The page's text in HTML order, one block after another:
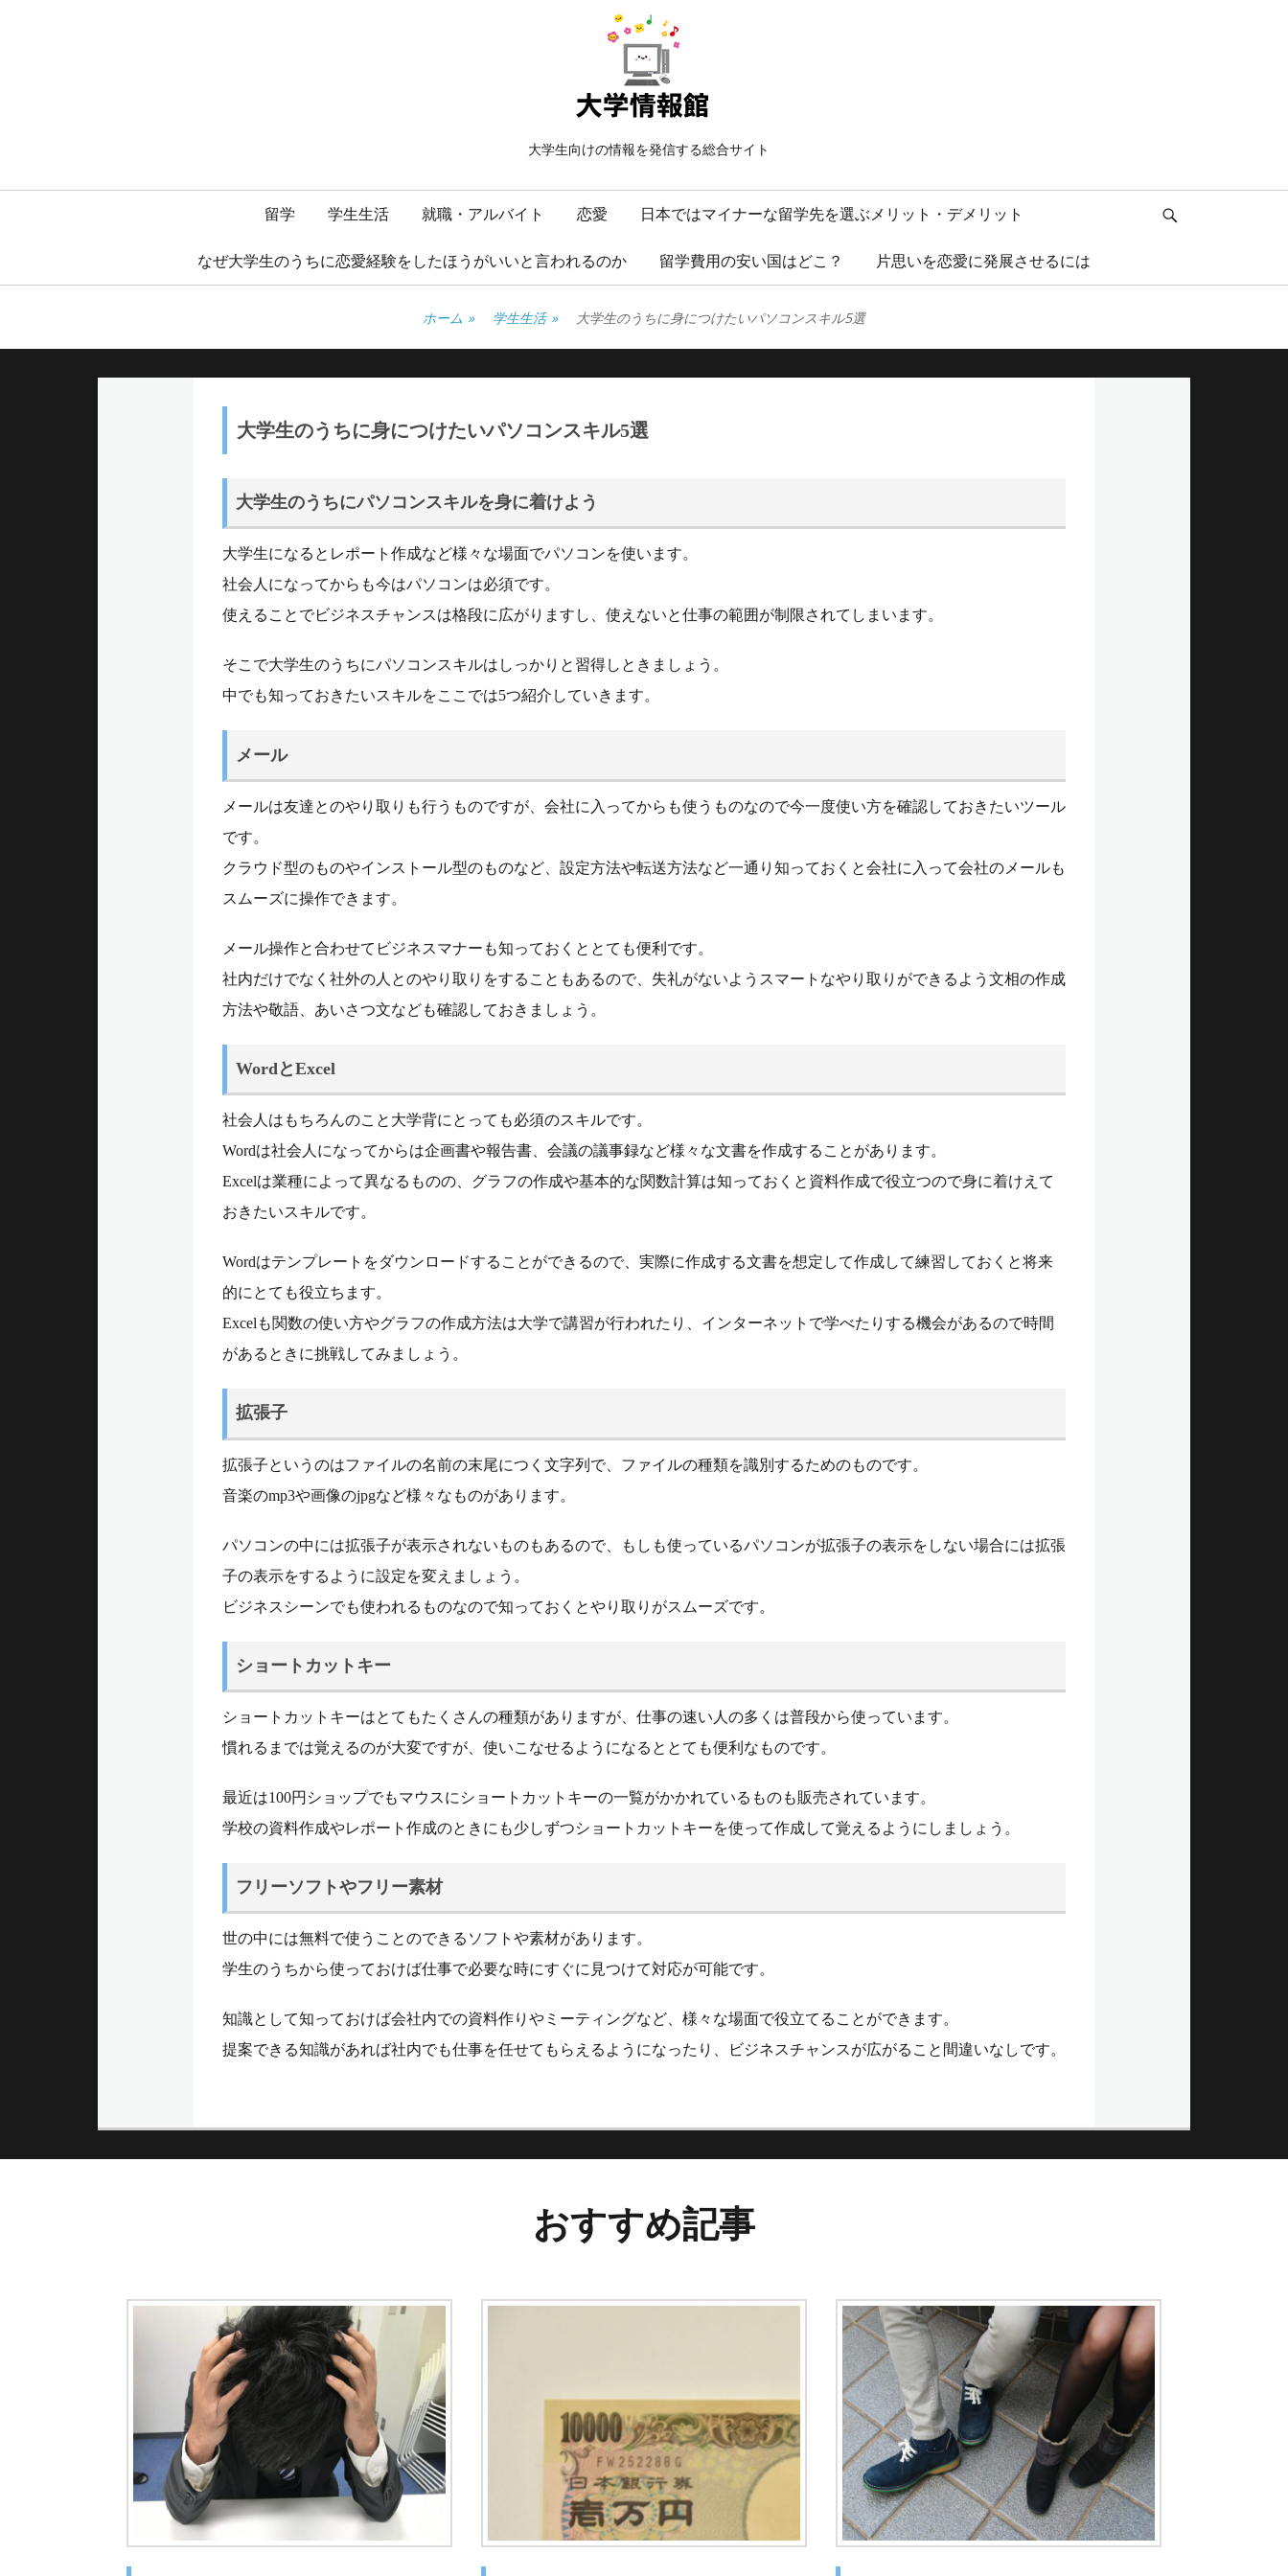
大学生向けの情報を発信する総合サイト
留学 学生生活 就職・アルバイト 恋愛 日本ではマイナーな留学先を選ぶメリット・デメリット
なぜ大学生のうちに恋愛経験をしたほうがいいと言われるのか 留学費用の安い国はどこ？ 片思いを恋愛に発展させるには
ホーム » 学生生活 » 大学生のうちに身につけたいパソコンスキル5選
大学生のうちに身につけたいパソコンスキル5選
大学生のうちにパソコンスキルを身に着けよう
大学生になるとレポート作成など様々な場面でパソコンを使います。
社会人になってからも今はパソコンは必須です。
使えることでビジネスチャンスは格段に広がりますし、使えないと仕事の範囲が制限されてしまいます。
そこで大学生のうちにパソコンスキルはしっかりと習得しときましょう。
中でも知っておきたいスキルをここでは5つ紹介していきます。
メール
メールは友達とのやり取りも行うものですが、会社に入ってからも使うものなので今一度使い方を確認しておきたいツール
です。
クラウド型のものやインストール型のものなど、設定方法や転送方法など一通り知っておくと会社に入って会社のメールも
スムーズに操作できます。
メール操作と合わせてビジネスマナーも知っておくととても便利です。
社内だけでなく社外の人とのやり取りをすることもあるので、失礼がないようスマートなやり取りができるよう文相の作成
方法や敬語、あいさつ文なども確認しておきましょう。
WordとExcel
社会人はもちろんのこと大学背にとっても必須のスキルです。
Wordは社会人になってからは企画書や報告書、会議の議事録など様々な文書を作成することがあります。
Excelは業種によって異なるものの、グラフの作成や基本的な関数計算は知っておくと資料作成で役立つので身に着けえて
おきたいスキルです。
Wordはテンプレートをダウンロードすることができるので、実際に作成する文書を想定して作成して練習しておくと将来
的にとても役立ちます。
Excelも関数の使い方やグラフの作成方法は大学で講習が行われたり、インターネットで学べたりする機会があるので時間
があるときに挑戦してみましょう。
拡張子
拡張子というのはファイルの名前の末尾につく文字列で、ファイルの種類を識別するためのものです。
音楽のmp3や画像のjpgなど様々なものがあります。
パソコンの中には拡張子が表示されないものもあるので、もしも使っているパソコンが拡張子の表示をしない場合には拡張
子の表示をするように設定を変えましょう。
ビジネスシーンでも使われるものなので知っておくとやり取りがスムーズです。
ショートカットキー
ショートカットキーはとてもたくさんの種類がありますが、仕事の速い人の多くは普段から使っています。
慣れるまでは覚えるのが大変ですが、使いこなせるようになるととても便利なものです。
最近は100円ショップでもマウスにショートカットキーの一覧がかかれているものも販売されています。
学校の資料作成やレポート作成のときにも少しずつショートカットキーを使って作成して覚えるようにしましょう。
フリーソフトやフリー素材
世の中には無料で使うことのできるソフトや素材があります。
学生のうちから使っておけば仕事で必要な時にすぐに見つけて対応が可能です。
知識として知っておけば会社内での資料作りやミーティングなど、様々な場面で役立てることができます。
提案できる知識があれば社内でも仕事を任せてもらえるようになったり、ビジネスチャンスが広がること間違いなしです。
おすすめ記事